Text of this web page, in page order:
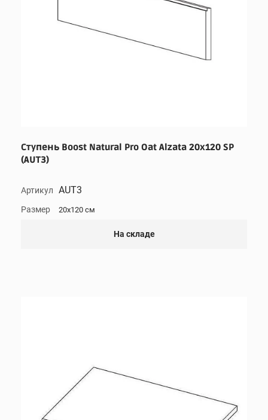
Ступень Boost Natural Pro Oat Alzata 20x120 SP
(AUT3)
Артикул AUT3
Размер 20x120 см
На складе